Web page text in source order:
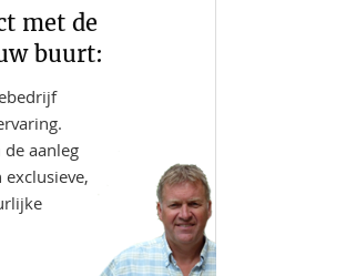
met de
buurt:
aanleg